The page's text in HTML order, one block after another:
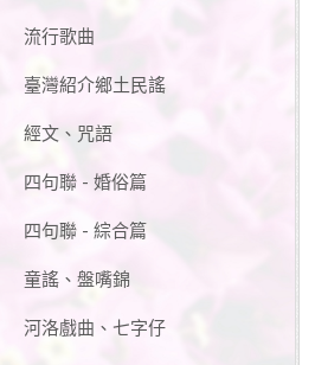
流行歌曲
臺灣紹介鄉土民謠
經文、咒語
四句聯 - 婚俗篇
四句聯 - 綜合篇
童謠、盤嘴錦
河洛戲曲、七字仔